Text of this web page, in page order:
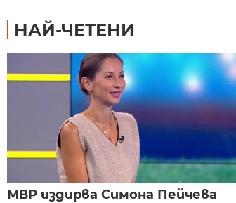
НАЙ-ЧЕТЕНИ
МВР издирва Симона Пейчева